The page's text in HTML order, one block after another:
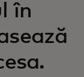
în